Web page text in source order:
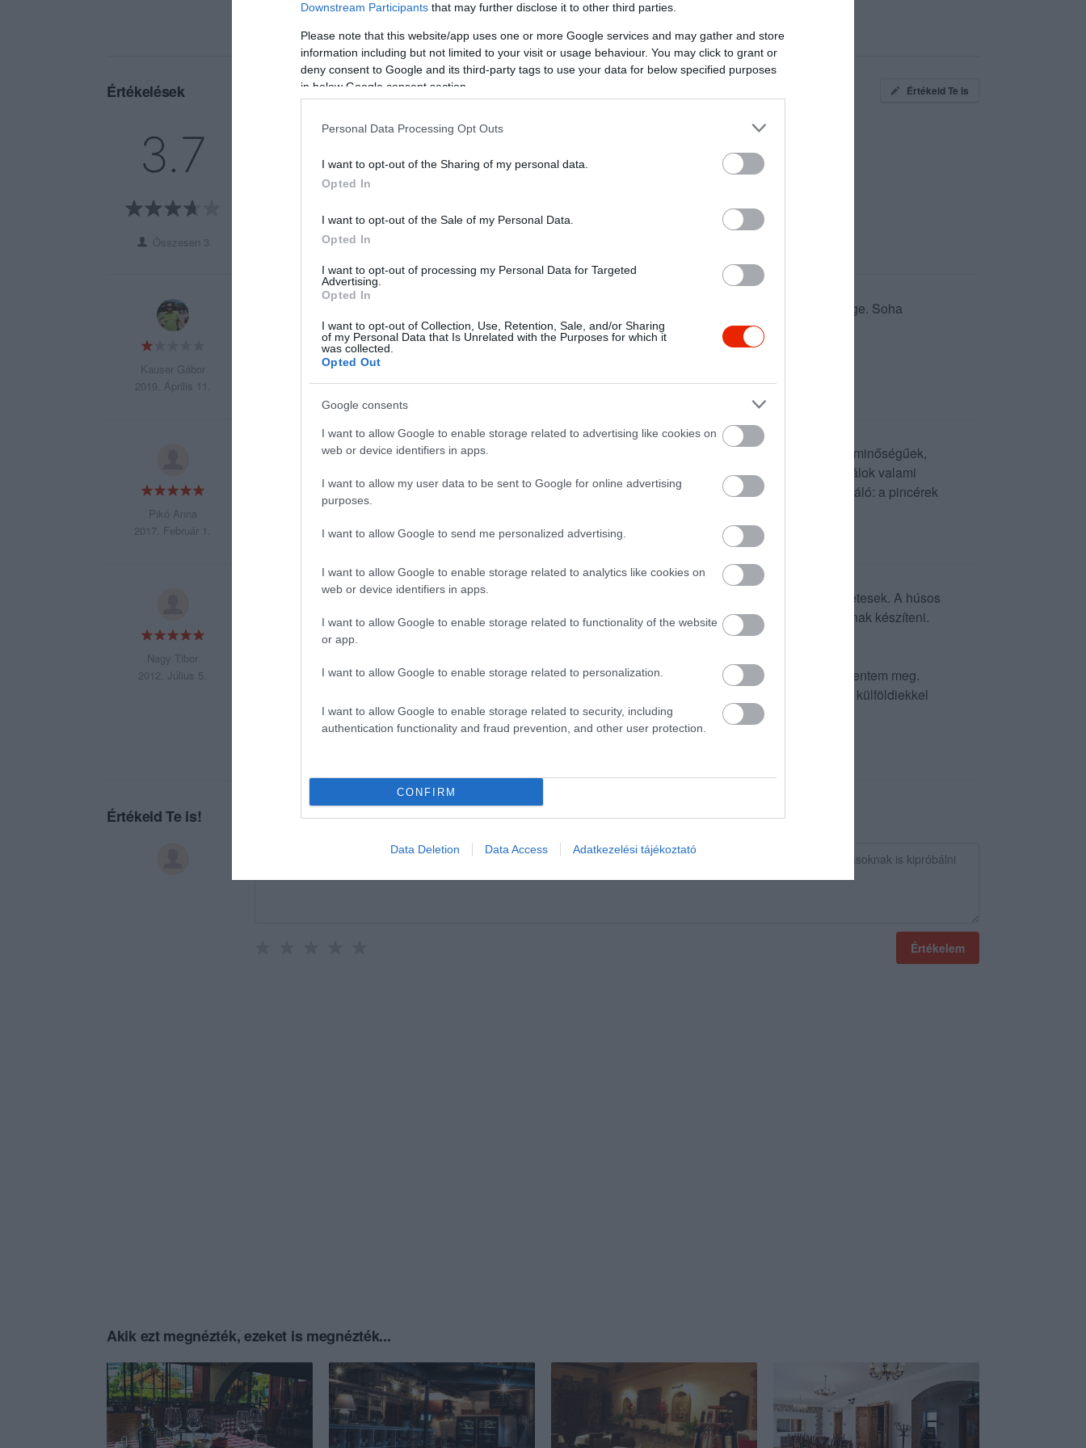
Downstream Participants that may further disclose it to other third parties.
Please note that this website/app uses one or more Google services and may gather and store
information including but not limited to your visit or usage behaviour. You may click to grant or
deny consent to Google and its third-party tags to use your data for below specified purposes
in below Google consent section.
Personal Data Processing Opt Outs
I want to opt-out of the Sharing of my personal data.
Opted In
I want to opt-out of the Sale of my Personal Data.
Opted In
I want to opt-out of processing my Personal Data for Targeted
Advertising.
Opted In
I want to opt-out of Collection, Use, Retention, Sale, and/or Sharing
of my Personal Data that Is Unrelated with the Purposes for which it
was collected.
Opted Out
Google consents
I want to allow Google to enable storage related to advertising like cookies on
web or device identifiers in apps.
I want to allow my user data to be sent to Google for online advertising
purposes.
I want to allow Google to send me personalized advertising.
I want to allow Google to enable storage related to analytics like cookies on
web or device identifiers in apps.
I want to allow Google to enable storage related to functionality of the website
or app.
I want to allow Google to enable storage related to personalization.
I want to allow Google to enable storage related to security, including
authentication functionality and fraud prevention, and other user protection.
CONFIRM
Data Deletion Data Access Adatkezelési tájékoztató
Értékelések Értékeld Te is
3.7
Összesen 3
Kauser Gábor
2019. Április 11.
Érvényes visszaigazolt foglalás ellenére nem fogadtak. Elnézést sem kértek, szerintük eza technika ördöge. Soha
Pikó Anna
2017. Február 1.
Imádom!!! Már sokszor jártam ott, és sohasem csalódtam az ételek minőségében. Az alapanyagok kiváló minőségűek,
tiszták, gondosan válogatottak. Az ízek gazdagok, harmonikusan finomak. Vegetáriánusként is mindig találok valami
rendkívülit, érdekeset, ha a nem-vega barátaimmal vagy családtagjaimmal megyek oda. A kiszolgálás kiváló: a pincérek
nagyon jól képzettek, udvariasak, segítőkészek, mégsem
Nagy Tibor
2012. Július 5.
Jelenleg az egyik legjobb olasz étterem Magyarországon. Az előételek, tészták és desszertek mind tökéletesek. A húsos
főételek talán egy picit elmaradnak ettől a szinttől, de a legtöbb helyen örülnének, ha ilyen ételeket tudnának készíteni.
A kiszolgálás udvarias, nagyon hangulatos étterem.
Elegáns hely, de nem problémáztak, amikor váratlan ötlettől vezérelve este 9-10 körül rövidnadrágban jelentem meg.
Érdekes, hogy az eddigi két látogatásom alkalmával csak 1-1 asztalnál ültek magyarok, az egész étterem külföldiekkel
Értékeld Te is!
Értékelem
Akik ezt megnézték, ezeket is megnézték...